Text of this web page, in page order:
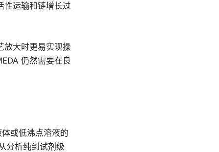
性运输和链增长过
放大时更易实现操
仍然需要在良
或低沸点溶液的
分析纯到试剂级